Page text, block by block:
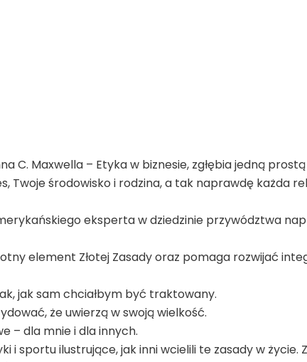
C. Maxwella – Etyka w biznesie, zgłębia jedną prostą
Twoje środowisko i rodzina, a tak naprawdę każda
eksperta w dziedzinie przywództwa
element Złotej Zasady oraz pomaga rozwijać
jak sam chciałbym być traktowany.
że uwierzą w swoją wielkość.
– dla mnie i dla innych.
i sportu ilustrujące, jak inni wcielili te zasady w życie.